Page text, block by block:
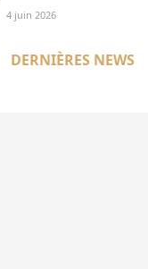
4 juin 2026
DERNIÈRES NEWS